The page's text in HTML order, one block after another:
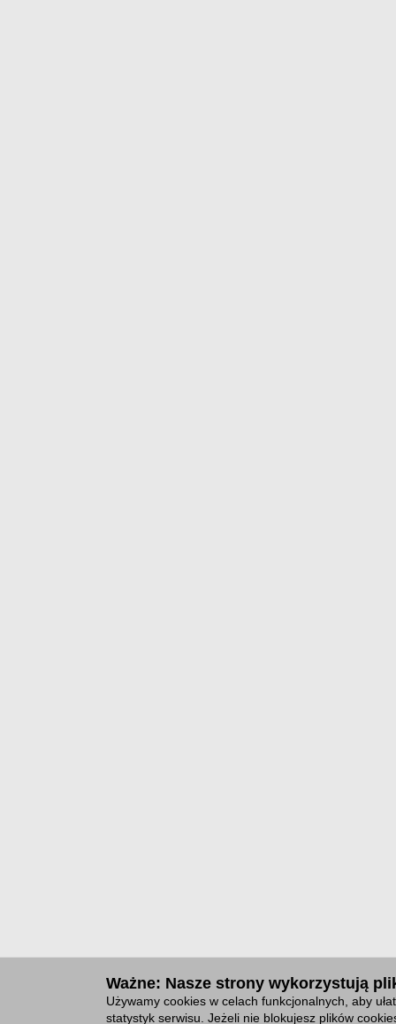
Ważne: Nasze strony wykorzystują
Używamy cookies w celach funkcjonalnych, aby
statystyk serwisu. Jeżeli nie blokujesz plików